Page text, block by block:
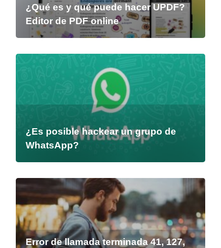
¿Qué es y qué puede hacer UPDF?
Editor de PDF online
¿Es posible hackear un grupo de
WhatsApp?
Error de llamada terminada 41, 127,